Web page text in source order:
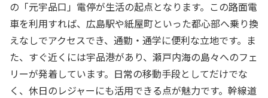
の「元宇品口」電停が生活の起点となります。この路面電
車を利用すれば、広島駅や紙屋町といった都心部へ乗り換
えなしでアクセスでき、通勤・通学に便利な立地です。ま
た、すぐ近くには宇品港があり、瀬戸内海の島々へのフェ
リーが発着しています。日常の移動手段としてだけでな
く、休日のレジャーにも活用できる点が魅力です。幹線道